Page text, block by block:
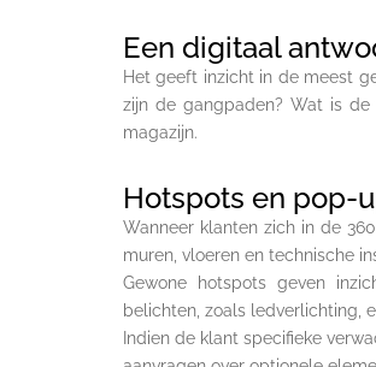
Een digitaal
Het geeft inzicht in de meest
zijn de gangpaden? Wat is de
magazijn.
Hotspots en pop-
Wanneer klanten zich in de
muren, vloeren en technische
Gewone hotspots geven
belichten, zoals ledverlichting,
Indien de klant specifieke